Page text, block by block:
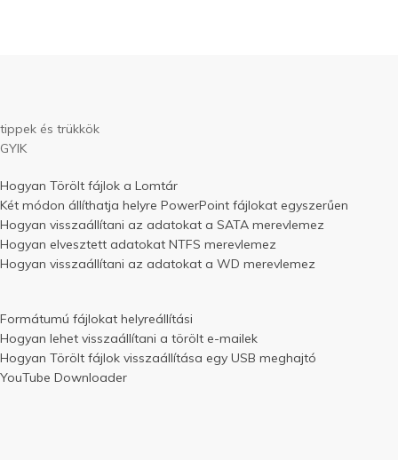
tippek és trükkök
GYIK
Hogyan Törölt fájlok a Lomtár
Két módon állíthatja helyre PowerPoint fájlokat egyszerűen
Hogyan visszaállítani az adatokat a SATA merevlemez
Hogyan elvesztett adatokat NTFS merevlemez
Hogyan visszaállítani az adatokat a WD merevlemez
Formátumú fájlokat helyreállítási
Hogyan lehet visszaállítani a törölt e-mailek
Hogyan Törölt fájlok visszaállítása egy USB meghajtó
YouTube Downloader